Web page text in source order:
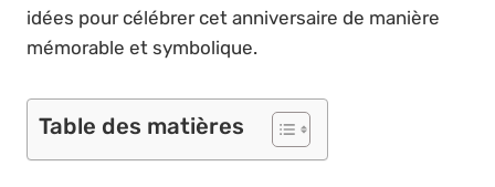
idées pour célébrer cet anniversaire de manière
mémorable et symbolique.
Table des matières